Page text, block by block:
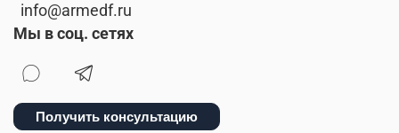
info@armedf.ru
Мы в соц. сетях
Получить консультацию